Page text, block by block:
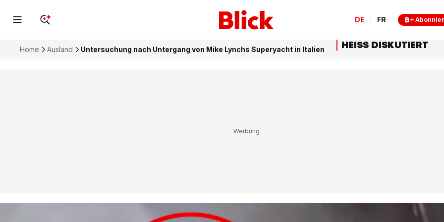
DE FR
Home Ausland Untersuchung nach Untergang von Mike Lynchs Superyacht in Italien HEISS DISKUTIERT